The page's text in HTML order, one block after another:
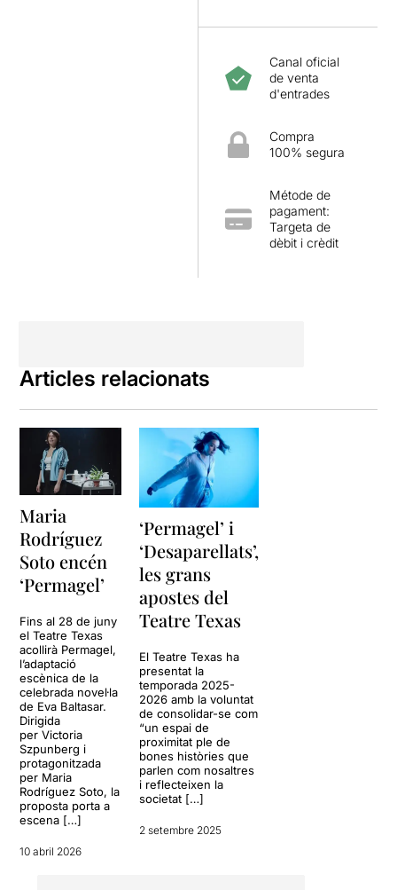
Canal oficial
de venta
d'entrades
Compra
100% segura
Métode de
pagament:
Targeta de
dèbit i crèdit
Articles relacionats
Maria
Rodríguez
Soto encén
‘Permagel’
Fins al 28 de juny
el Teatre Texas
acollirà Permagel,
l’adaptació
escènica de la
celebrada novel·la
de Eva Baltasar.
Dirigida
per Victoria
Szpunberg i
protagonitzada
per Maria
Rodríguez Soto, la
proposta porta a
escena […]
10 abril 2026
‘Permagel’ i
‘Desaparellats’,
les grans
apostes del
Teatre Texas
El Teatre Texas ha
presentat la
temporada 2025-
2026 amb la voluntat
de consolidar-se com
“un espai de
proximitat ple de
bones històries que
parlen com nosaltres
i reflecteixen la
societat […]
2 setembre 2025